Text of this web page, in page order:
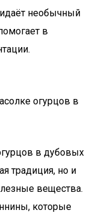
необычный
в
огурцов в
в дубовых
традиция, но и
вещества.
которые